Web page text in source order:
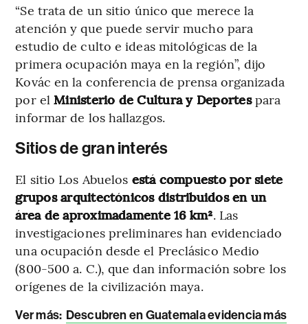
“Se trata de un sitio único que merece la
atención y que puede servir mucho para
estudio de culto e ideas mitológicas de la
primera ocupación maya en la región”, dijo
Kovác en la conferencia de prensa organizada
por elMinisterio de Cultura y Deportespara
informar de los hallazgos.
Sitios de gran interés
El sitio Los Abuelos está compuesto por siete
grupos arquitectónicos distribuidos en un
área de aproximadamente 16 km². Las
investigaciones preliminares han evidenciado
una ocupación desde el Preclásico Medio
(800-500 a. C.), que dan información sobre los
orígenes de la civilización maya.
Ver más: Descubren en Guatemala evidencia más